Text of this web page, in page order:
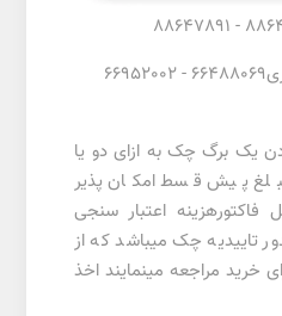
یک برگ چک به ازای دو یا
پیش قسط امکان پذیر
3 درصد کل فاکتورهزینه اعتبار سنجی
چک میباشد که از
خرید مراجعه مینمایند اخذ